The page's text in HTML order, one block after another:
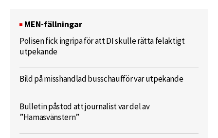
MEN-fällningar
Polisen fick ingripa för att DI skulle rätta felaktigt
utpekande
Bild på misshandlad busschaufför var utpekande
Bulletin påstod att journalist var del av
”Hamasvänstern”